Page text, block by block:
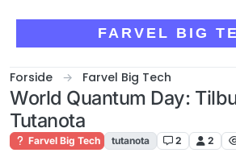
FARVEL BIG
Forside Farvel Big Tech
World Quantum Day:
Tutanota
Farvel Big Tech tutanota 2 2